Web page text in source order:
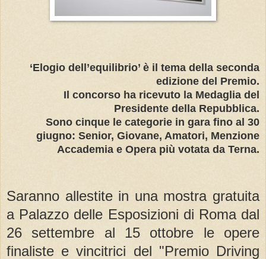
‘Elogio dell’equilibrio’ è il tema della seconda
edizione del Premio.
Il concorso ha ricevuto la Medaglia del
Presidente della Repubblica.
Sono cinque le categorie in gara fino al 30
giugno: Senior, Giovane, Amatori, Menzione
Accademia e Opera più votata da Terna.
Saranno allestite in una mostra gratuita
a Palazzo delle Esposizioni di Roma dal
26 settembre al 15 ottobre le opere
finaliste e vincitrici del "Premio Driving